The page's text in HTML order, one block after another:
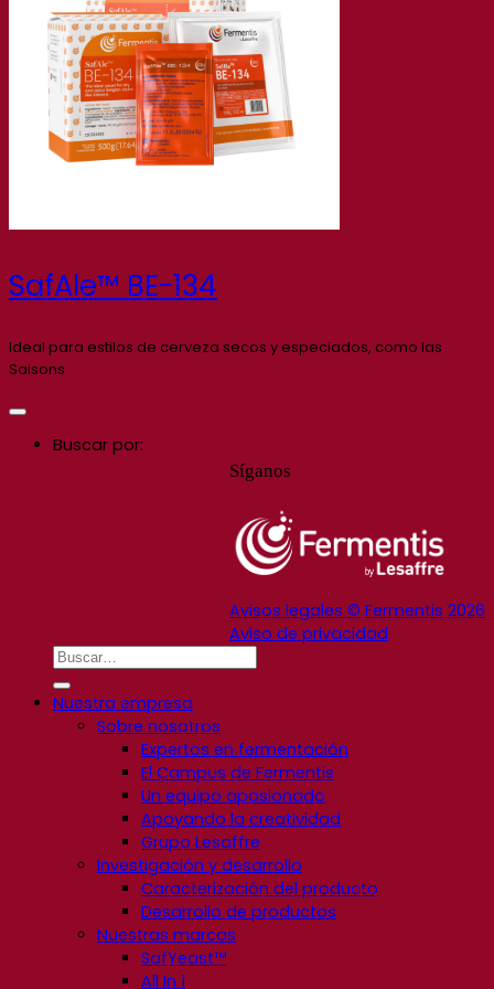
SafAle™ BE-134
Ideal para estilos de cerveza secos y especiados, como las
Saisons
Síganos
Avisos legales © Fermentis 2026
Aviso de privacidad
Buscar por:
Nuestra empresa
Sobre nosotros
Expertos en fermentación
El Campus de Fermentis
Un equipo apasionado
Apoyando la creatividad
Grupo Lesaffre
Investigación y desarrollo
Caracterización del producto
Desarrollo de productos
Nuestras marcas
SafYeast™
All In 1